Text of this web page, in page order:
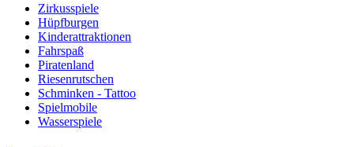
Zirkusspiele
Hüpfburgen
Kinderattraktionen
Fahrspaß
Piratenland
Riesenrutschen
Schminken - Tattoo
Spielmobile
Wasserspiele